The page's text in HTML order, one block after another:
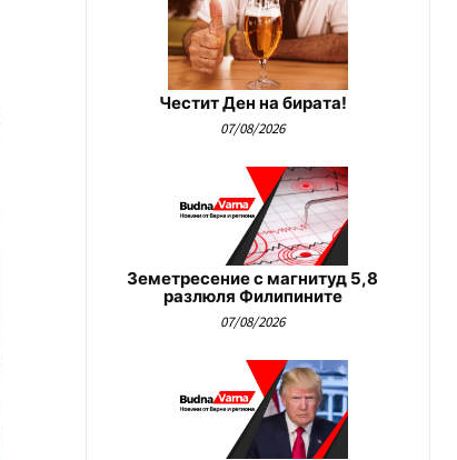
Честит Ден на бирата!
07/08/2026
Земетресение с магнитуд 5,8
разлюля Филипините
07/08/2026